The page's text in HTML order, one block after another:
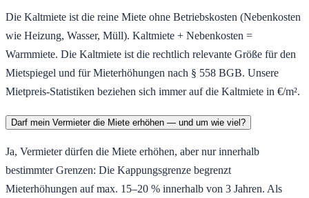
Die Kaltmiete ist die reine Miete ohne Betriebskosten (Nebenkosten
wie Heizung, Wasser, Müll). Kaltmiete + Nebenkosten =
Warmmiete. Die Kaltmiete ist die rechtlich relevante Größe für den
Mietspiegel und für Mieterhöhungen nach § 558 BGB. Unsere
Mietpreis-Statistiken beziehen sich immer auf die Kaltmiete in €/m².
Darf mein Vermieter die Miete erhöhen — und um wie viel?
Ja, Vermieter dürfen die Miete erhöhen, aber nur innerhalb
bestimmter Grenzen: Die Kappungsgrenze begrenzt
Mieterhöhungen auf max. 15–20 % innerhalb von 3 Jahren. Als